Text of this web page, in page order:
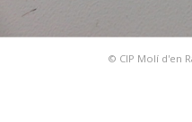
© CIP Molí d'en